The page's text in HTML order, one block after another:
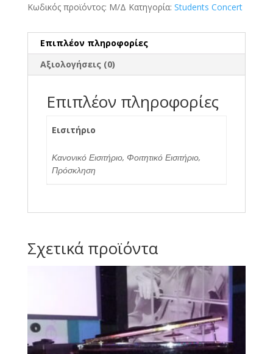
Κωδικός προϊόντος: Μ/Δ Κατηγορία: Students Concert
Επιπλέον πληροφορίες
Αξιολογήσεις (0)
Επιπλέον πληροφορίες
Εισιτήριο
Κανονικό Εισιτήριο, Φοιτητικό Εισιτήριο,
Πρόσκληση
Σχετικά προϊόντα